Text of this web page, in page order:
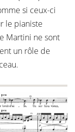
si ceux-ci
le pianiste
Martini ne sont
un rôle de